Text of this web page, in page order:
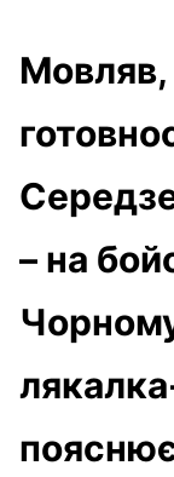
Мовляв,
– на